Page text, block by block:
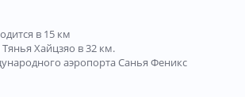
в 15 км
Хайцзяо в 32 км.
аэропорта Санья Феникс